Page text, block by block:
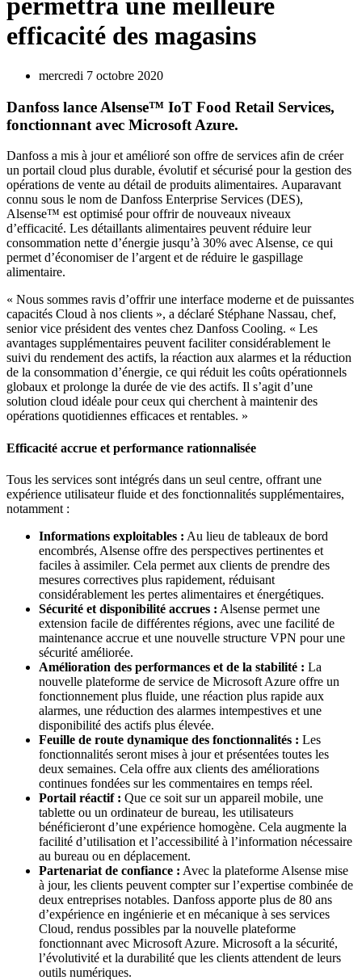
permettra une meilleure
efficacité des magasins
mercredi 7 octobre 2020
Danfoss lance Alsense™ IoT Food Retail Services,
fonctionnant avec Microsoft Azure.
Danfoss a mis à jour et amélioré son offre de services afin de créer
un portail cloud plus durable, évolutif et sécurisé pour la gestion des
opérations de vente au détail de produits alimentaires. Auparavant
connu sous le nom de Danfoss Enterprise Services (DES),
Alsense™ est optimisé pour offrir de nouveaux niveaux
d’efficacité. Les détaillants alimentaires peuvent réduire leur
consommation nette d’énergie jusqu’à 30% avec Alsense, ce qui
permet d’économiser de l’argent et de réduire le gaspillage
alimentaire.
« Nous sommes ravis d’offrir une interface moderne et de puissantes
capacités Cloud à nos clients », a déclaré Stéphane Nassau, chef,
senior vice président des ventes chez Danfoss Cooling. « Les
avantages supplémentaires peuvent faciliter considérablement le
suivi du rendement des actifs, la réaction aux alarmes et la réduction
de la consommation d’énergie, ce qui réduit les coûts opérationnels
globaux et prolonge la durée de vie des actifs. Il s’agit d’une
solution cloud idéale pour ceux qui cherchent à maintenir des
opérations quotidiennes efficaces et rentables. »
Efficacité accrue et performance rationnalisée
Tous les services sont intégrés dans un seul centre, offrant une
expérience utilisateur fluide et des fonctionnalités supplémentaires,
notamment :
Informations exploitables : Au lieu de tableaux de bord
encombrés, Alsense offre des perspectives pertinentes et
faciles à assimiler. Cela permet aux clients de prendre des
mesures correctives plus rapidement, réduisant
considérablement les pertes alimentaires et énergétiques.
Sécurité et disponibilité accrues : Alsense permet une
extension facile de différentes régions, avec une facilité de
maintenance accrue et une nouvelle structure VPN pour une
sécurité améliorée.
Amélioration des performances et de la stabilité : La
nouvelle plateforme de service de Microsoft Azure offre un
fonctionnement plus fluide, une réaction plus rapide aux
alarmes, une réduction des alarmes intempestives et une
disponibilité des actifs plus élevée.
Feuille de route dynamique des fonctionnalités : Les
fonctionnalités seront mises à jour et présentées toutes les
deux semaines. Cela offre aux clients des améliorations
continues fondées sur les commentaires en temps réel.
Portail réactif : Que ce soit sur un appareil mobile, une
tablette ou un ordinateur de bureau, les utilisateurs
bénéficieront d’une expérience homogène. Cela augmente la
facilité d’utilisation et l’accessibilité à l’information nécessaire
au bureau ou en déplacement.
Partenariat de confiance : Avec la plateforme Alsense mise
à jour, les clients peuvent compter sur l’expertise combinée de
deux entreprises notables. Danfoss apporte plus de 80 ans
d’expérience en ingénierie et en mécanique à ses services
Cloud, rendus possibles par la nouvelle plateforme
fonctionnant avec Microsoft Azure. Microsoft a la sécurité,
l’évolutivité et la durabilité que les clients attendent de leurs
outils numériques.